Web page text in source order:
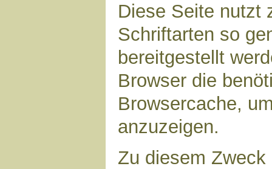
Diese Seite nutzt
Schriftarten so
bereitgestellt
Browser die
Browsercache,
anzuzeigen.
Zu diesem